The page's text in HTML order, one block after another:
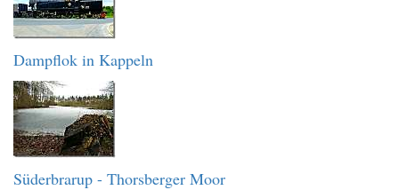
Dampflok in Kappeln
Süderbrarup - Thorsberger Moor